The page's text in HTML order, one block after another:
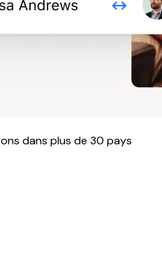
dans plus de 30 pays